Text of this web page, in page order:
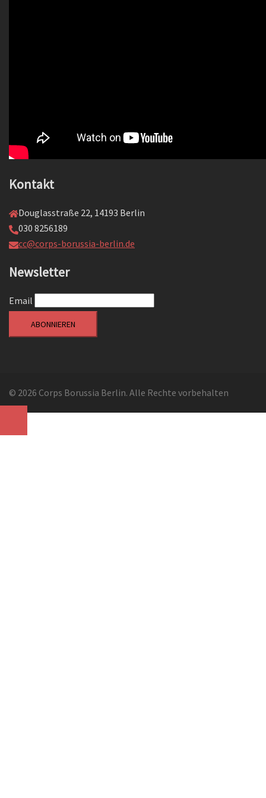
Kontakt
Douglasstraße 22, 14193 Berlin
030 8256189
cc@corps-borussia-berlin.de
Newsletter
Email
© 2026 Corps Borussia Berlin. Alle Rechte vorbehalten